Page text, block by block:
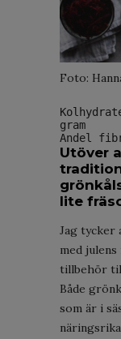
Foto:
gram
Andel
Utöver
lite
Jag tycker
med
tillbehör
Både
som är i